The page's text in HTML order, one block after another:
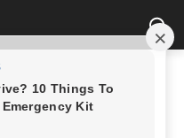
Mỹ lên tiếng về việc Đàm